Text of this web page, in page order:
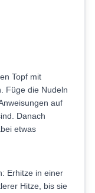
Topf mit
Füge die Nudeln
auf
Danach
etwas
Erhitze in einer
Hitze, bis sie